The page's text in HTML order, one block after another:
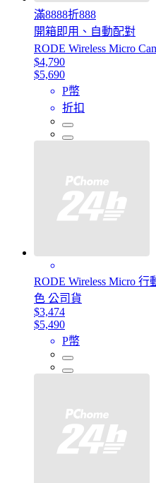
滿8888折888
開箱即用、自動配對
RODE Wireless Micro
$4,790
$5,690
P幣
折扣
RODE Wireless Micro
色 公司貨
$3,474
$5,490
P幣